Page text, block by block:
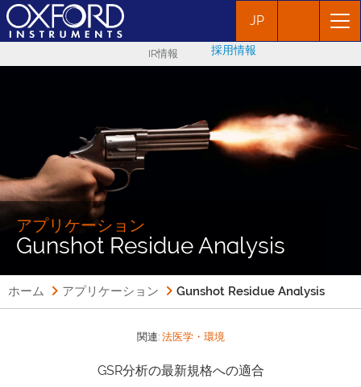
JP
IR情報 採用情報
アプリケーション
Gunshot Residue Analysis
ホーム アプリケーション Gunshot Residue Analysis
関連: 法医学・環境
GSR分析の最新規格への適合